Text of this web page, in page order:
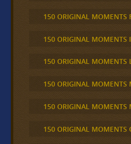
150 ORIGINAL MOMENTS
150 ORIGINAL MOMENTS
150 ORIGINAL MOMENTS
150 ORIGINAL MOMENTS
150 ORIGINAL MOMENTS
150 ORIGINAL MOMENTS